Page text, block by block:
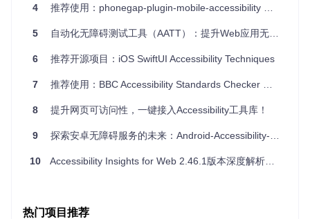
易学易用：无需额外的学习成本，只需打开网页，即可开始
将是你不可或缺的参考工具。立即参与，让我们一起推动互
4 推荐使用：phonegap-plugin-mobile-accessibility —— 强化应用无障碍功能的神器！
5 自动化无障碍测试工具（AATT）：提升Web应用无障碍性的利器
6 推荐开源项目：iOS SwiftUI Accessibility Techniques
7 推荐使用：BBC Accessibility Standards Checker — 确保您的网站无障碍
8 提升网页可访问性，一键接入Accessibility工具库！
9 探索安卓无障碍服务的未来：Android-Accessibility-Api
10 Accessibility Insights for Web 2.46.1版本深度解析：无障碍检测工具的全面升级
热门项目推荐